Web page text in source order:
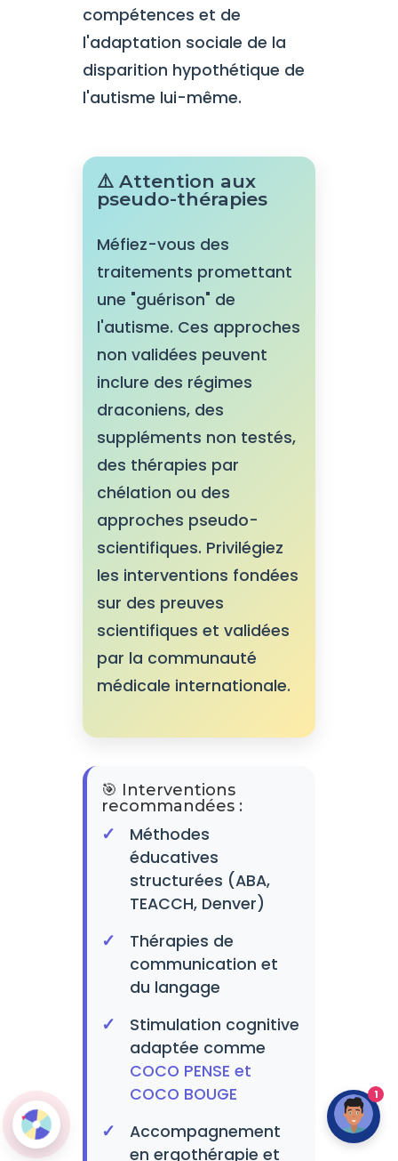
compétences et de
l'adaptation sociale de la
disparition hypothétique de
l'autisme lui-même.
⚠️ Attention aux
pseudo-thérapies
Méfiez-vous des
traitements promettant
une "guérison" de
l'autisme. Ces approches
non validées peuvent
inclure des régimes
draconiens, des
suppléments non testés,
des thérapies par
chélation ou des
approches pseudo-
scientifiques. Privilégiez
les interventions fondées
sur des preuves
scientifiques et validées
par la communauté
médicale internationale.
🎯 Interventions
recommandées :
Méthodes
éducatives
structurées (ABA,
TEACCH, Denver)
Thérapies de
communication et
du langage
Stimulation cognitive
adaptée comme
COCO PENSE et
COCO BOUGE
Accompagnement
en ergothérapie et
1